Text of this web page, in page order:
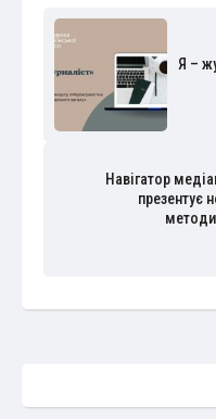
Я –
Навігатор
презентує